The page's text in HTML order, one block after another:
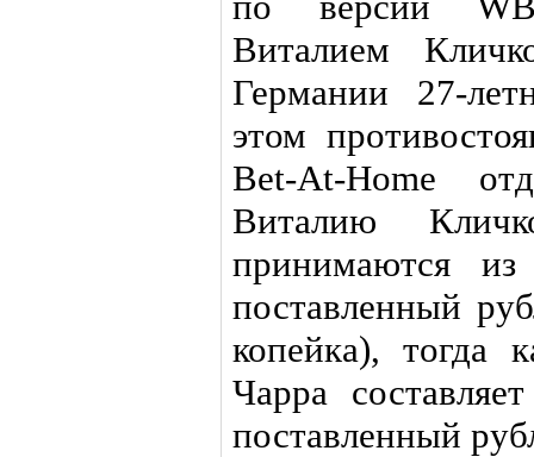
Виталием
Германии 27-
этом
Bet-At-Home
Виталию
принимаются
поставленный
копейка), тогда
Чарра
поставленный